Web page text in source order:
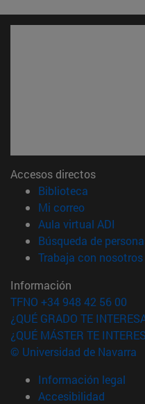
Accesos directos
Biblioteca
Mi correo(abre en
Aula virtual ADI
Búsqueda de
Trabaja con nosotros
Información
TFNO +34 948 42 56 00
¿QUÉ GRADO TE
¿QUÉ MÁSTER TE
© Universidad de Navarra
Información legal
Accesibilidad